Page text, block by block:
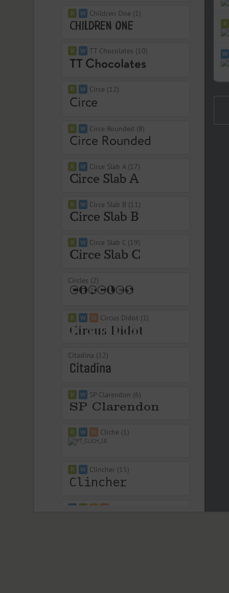
Children One (1)
TT Chocolates (10)
Circe (12)
Circe Rounded (8)
Circe Slab A (17)
Circe Slab B (11)
Circe Slab C (19)
Circles (2)
Circus Didot (1)
Citadina (12)
SP Clarendon (6)
Cliche (1)
Clincher (15)